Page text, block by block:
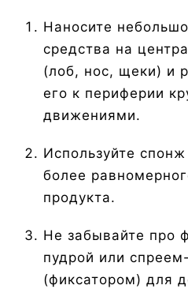
Наносите
средства на
(лоб, нос, щеки) и
его к периферии
движениями.
Используйте
более
продукта.
Не забывайте про
пудрой или
(фиксатором) для